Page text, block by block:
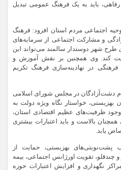
باید به یک فرهنگ عمومی تبدیل
اجتماعی مردم استان افزود: فرهنگ
و مشارکت اجتماعی از سرمایه‌های
شهر دوستدار سالمند می‌تواند این
کند. وی همچنین بر نقش آموزش و
در نهادینه‌سازی فرهنگ تکریم
دشت‌آزادگان در مجلس شورای اسلامی
بهزیستی، خواستار نگاه ویژه دولت به
ظرفیت‌های عظیم اقتصادی استان،
بالاست و باید اعتبارات بیشتری
یابد.
پشت‌نوبتی‌های بهزیستی، حمایت از
و چندقلو، تقویت اورژانس اجتماعی، بیمه
نگهداری و افزایش اعتبارات حوزه